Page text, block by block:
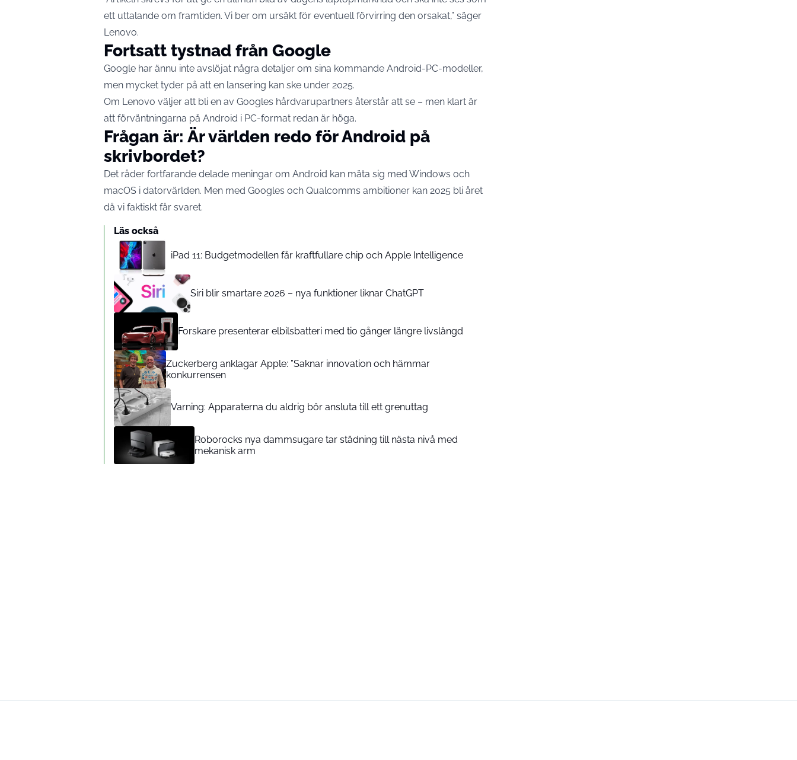
ett uttalande om framtiden. Vi ber om ursäkt för eventuell förvirring den orsakat,” säger
Lenovo.
Fortsatt tystnad från Google
Google har ännu inte avslöjat några detaljer om sina kommande Android-PC-modeller,
men mycket tyder på att en lansering kan ske under 2025.
Om Lenovo väljer att bli en av Googles hårdvarupartners återstår att se – men klart är
att förväntningarna på Android i PC-format redan är höga.
Frågan är: Är världen redo för Android på
skrivbordet?
Det råder fortfarande delade meningar om Android kan mäta sig med Windows och
macOS i datorvärlden. Men med Googles och Qualcomms ambitioner kan 2025 bli året
då vi faktiskt får svaret.
Läs också
iPad 11: Budgetmodellen får kraftfullare chip och Apple Intelligence
Siri blir smartare 2026 – nya funktioner liknar ChatGPT
Forskare presenterar elbilsbatteri med tio gånger längre livslängd
Zuckerberg anklagar Apple: ”Saknar innovation och hämmar
konkurrensen
Varning: Apparaterna du aldrig bör ansluta till ett grenuttag
Roborocks nya dammsugare tar städning till nästa nivå med
mekanisk arm